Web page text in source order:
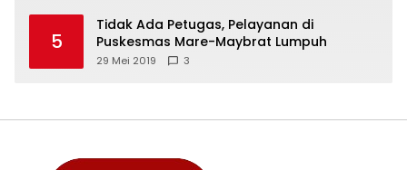
5
Tidak Ada Petugas, Pelayanan di
Puskesmas Mare-Maybrat Lumpuh
29 Mei 2019 3